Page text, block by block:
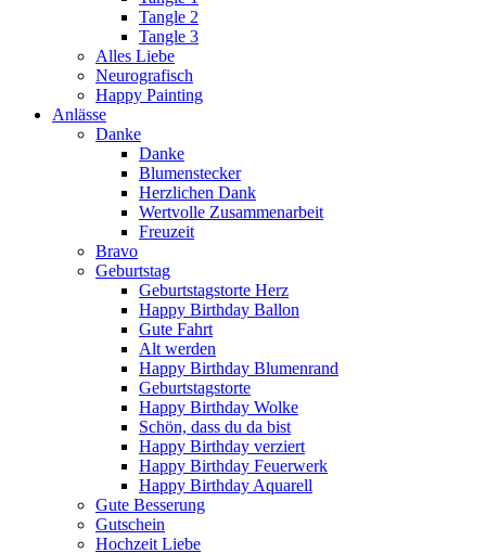
Tangle 2
Tangle 3
Alles Liebe
Neurografisch
Happy Painting
Anlässe
Danke
Danke
Blumenstecker
Herzlichen Dank
Wertvolle Zusammenarbeit
Freuzeit
Bravo
Geburtstag
Geburtstagstorte Herz
Happy Birthday Ballon
Gute Fahrt
Alt werden
Happy Birthday Blumenrand
Geburtstagstorte
Happy Birthday Wolke
Schön, dass du da bist
Happy Birthday verziert
Happy Birthday Feuerwerk
Happy Birthday Aquarell
Gute Besserung
Gutschein
Hochzeit Liebe